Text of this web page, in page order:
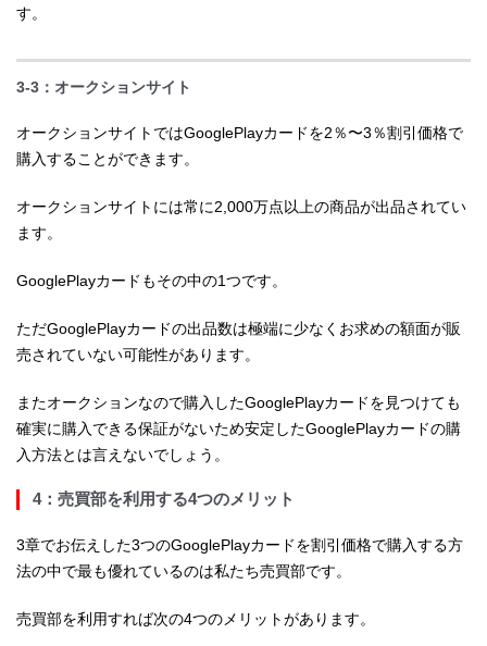
す。
3-3：オークションサイト
オークションサイトではGooglePlayカードを2％〜3％割引価格で
購入することができます。
オークションサイトには常に2,000万点以上の商品が出品されてい
ます。
GooglePlayカードもその中の1つです。
ただGooglePlayカードの出品数は極端に少なくお求めの額面が販
売されていない可能性があります。
またオークションなので購入したGooglePlayカードを見つけても
確実に購入できる保証がないため安定したGooglePlayカードの購
入方法とは言えないでしょう。
4：売買部を利用する4つのメリット
3章でお伝えした3つのGooglePlayカードを割引価格で購入する方
法の中で最も優れているのは私たち売買部です。
売買部を利用すれば次の4つのメリットがあります。